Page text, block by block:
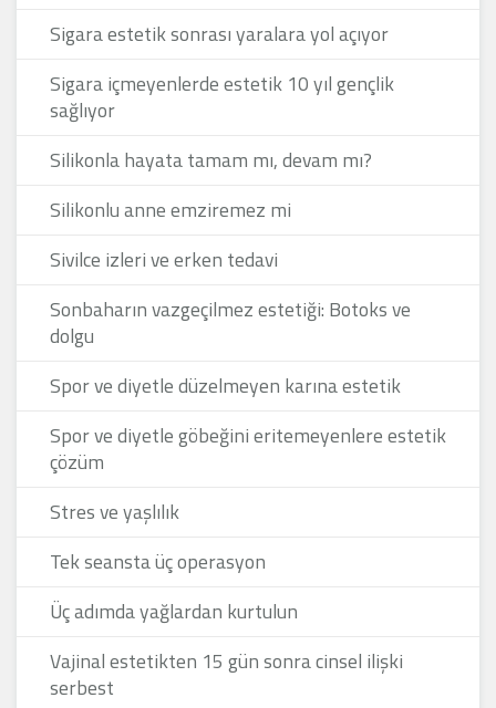
Sigara estetik sonrası yaralara yol açıyor
Sigara içmeyenlerde estetik 10 yıl gençlik
sağlıyor
Silikonla hayata tamam mı, devam mı?
Silikonlu anne emziremez mi
Sivilce izleri ve erken tedavi
Sonbaharın vazgeçilmez estetiği: Botoks ve
dolgu
Spor ve diyetle düzelmeyen karına estetik
Spor ve diyetle göbeğini eritemeyenlere estetik
çözüm
Stres ve yaşlılık
Tek seansta üç operasyon
Üç adımda yağlardan kurtulun
Vajinal estetikten 15 gün sonra cinsel ilişki
serbest